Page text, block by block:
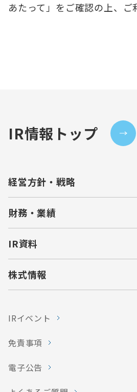
あたって」をご確認の上、ご
IR情報トップ
経営方針・戦略
財務・業績
IR資料
株式情報
IRイベント
免責事項
電子公告